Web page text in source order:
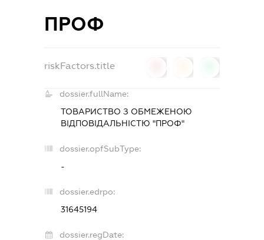
ПРОФ
riskFactors.title
dossier.fullName:
ТОВАРИСТВО З ОБМЕЖЕНОЮ
ВІДПОВІДАЛЬНІСТЮ "ПРОФ"
dossier.opfSubType:
-
dossier.edrpo:
31645194
dossier.regDate: